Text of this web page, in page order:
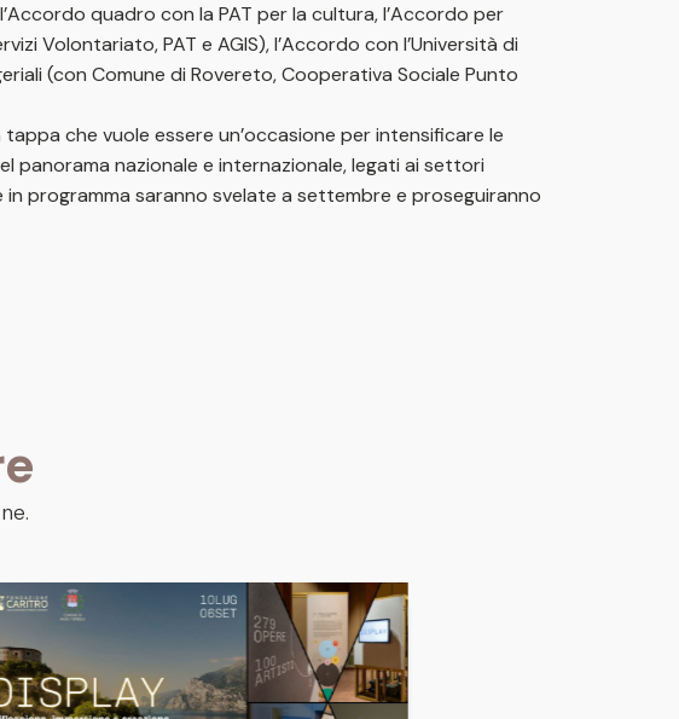
quadro con la PAT per la cultura, l’Accordo per
Volontariato, PAT e AGIS), l’Accordo con l’Università di
(con Comune di Rovereto, Cooperativa Sociale Punto
tappa che vuole essere un’occasione per intensificare le
nazionale e internazionale, legati ai settori
in programma saranno svelate a settembre e proseguiranno